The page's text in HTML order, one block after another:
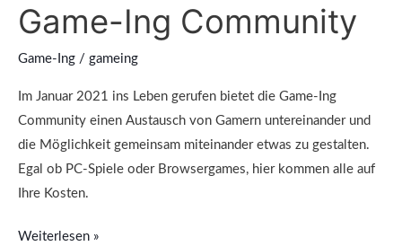
Game-Ing Community
Game-Ing / gameing
Im Januar 2021 ins Leben gerufen bietet die Game-Ing
Community einen Austausch von Gamern untereinander und
die Möglichkeit gemeinsam miteinander etwas zu gestalten.
Egal ob PC-Spiele oder Browsergames, hier kommen alle auf
Ihre Kosten.
Weiterlesen »